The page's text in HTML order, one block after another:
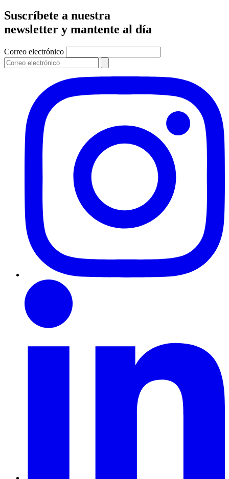
Suscríbete a nuestra
newsletter y mantente al día
Correo electrónico